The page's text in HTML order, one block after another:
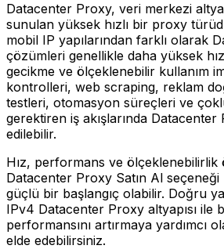
Datacenter Proxy, veri merkezi
sunulan yüksek hızlı bir proxy
mobil IP yapılarından farklı olarak
çözümleri genellikle daha yüksek
gecikme ve ölçeklenebilir kullanım
kontrolleri, web scraping, reklam
testleri, otomasyon süreçleri ve
gerektiren iş akışlarında
edilebilir.
Hız, performans ve ölçeklenebilirlik
Datacenter Proxy Satın Al
güçlü bir başlangıç olabilir. Doğru
IPv4 Datacenter Proxy altyapısı ile
performansını artırmaya yardımcı
elde edebilirsiniz.